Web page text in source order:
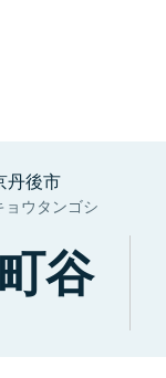
丹後市
ョウタンゴシ
谷